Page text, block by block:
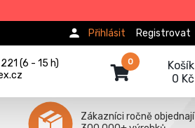
Registrovat
Přihlásit
(6 - 15 h)
Košík
0 Kč
0
Zákazníci ročně objednají